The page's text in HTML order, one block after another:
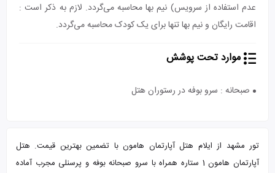
عدم استفاده از سرویس) نیم بها محاسبه می‌گردد. لازم به ذکر است :
اقامت رایگان و نیم بها تنها برای یک کودک محاسبه می‌گردد.
موارد تحت پوشش
صبحانه : سرو بوفه در رستوران هتل
تور مشهد از ایلام هتل آپارتمان هامون با تضمین بهترین قیمت. هتل
آپارتمان هامون 1 ستاره همراه با سرو صبحانه بوفه و پرسنلی مجرب آماده